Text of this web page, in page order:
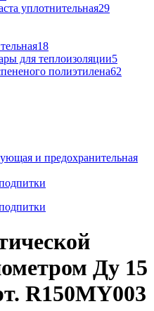
уплотнительная29
18
для теплоизоляции5
полиэтилена62
и предохранительная
Ду 15
R150MY003